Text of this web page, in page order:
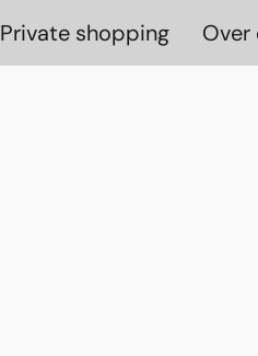
Private shopping Over